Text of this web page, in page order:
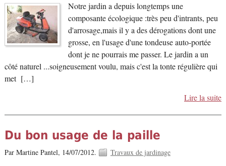
Notre jardin a depuis longtemps une
composante écologique :très peu d'intrants, peu
d'arrosage,mais il y a des dérogations dont une
grosse, en l'usage d'une tondeuse auto-portée
dont je ne pourrais me passer. Le jardin a un
côté naturel ...soigneusement voulu, mais c'est la tonte régulière qui
met […]
Lire la suite
Du bon usage de la paille
Par Martine Pantel, 14/07/2012. Travaux de jardinage